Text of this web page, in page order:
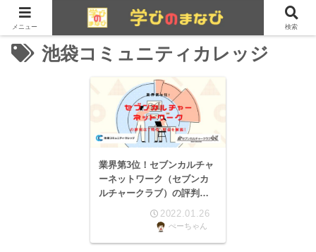
池袋コミュニティカレッジ
業界第3位！セブンカルチャ
ーネットワーク（セブンカ
ルチャークラブ）の評判
2022.01.26
ぺーちゃん
メニュー 検索